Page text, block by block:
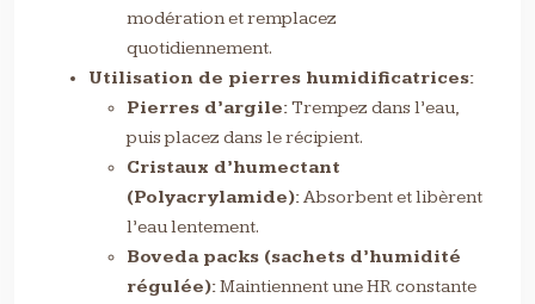
modération et remplacez
quotidiennement.
Utilisation de pierres humidificatrices:
Pierres d’argile:Trempez dans l’eau,
puis placez dans le récipient.
Cristaux d’humectant
(Polyacrylamide):Absorbent et libèrent
l’eau lentement.
Boveda packs (sachets d’humidité
régulée):Maintiennent une HR constante